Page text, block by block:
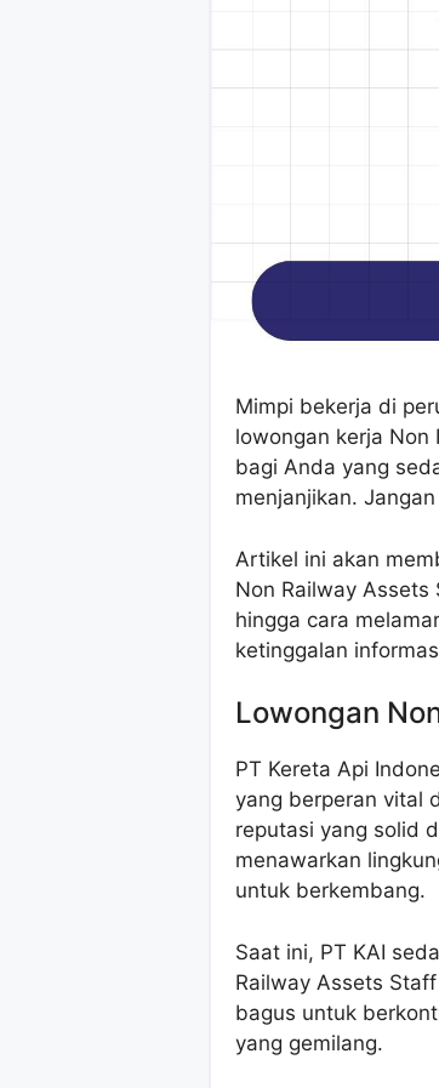
Mimpi bekerja di
lowongan kerja Non
bagi Anda yang
menjanjikan.
Artikel ini akan
Non Railway Assets
hingga cara
ketinggalan
Lowongan
PT Kereta Api
yang berperan vital
reputasi yang solid
menawarkan
untuk berkembang.
Saat ini, PT KAI
Railway Assets
bagus untuk
yang gemilang.